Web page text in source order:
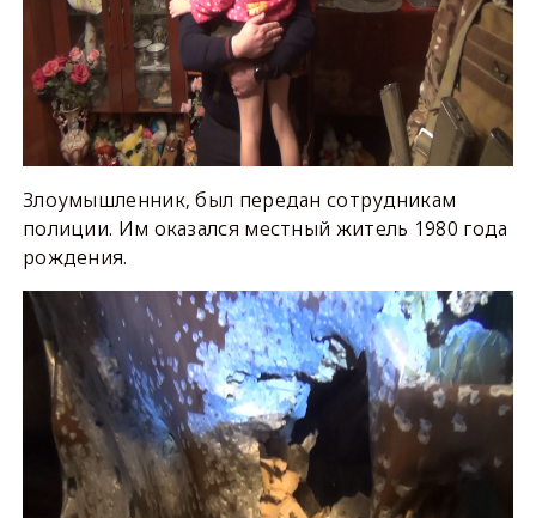
Злоумышленник, был передан сотрудникам
полиции. Им оказался местный житель 1980 года
рождения.